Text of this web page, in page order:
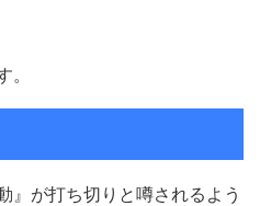
』が打ち切りと噂されるよう